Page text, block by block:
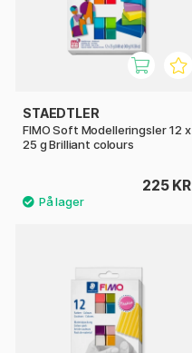
STAEDTLER
FIMO Soft Modelleringsler 12 x
25 g Brilliant colours
225 KR